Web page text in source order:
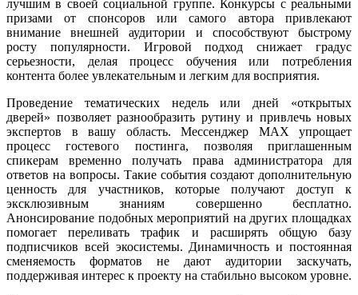
лучшим в своей социальной группе. Конкурсы с реальными
призами от спонсоров или самого автора привлекают
внимание внешней аудитории и способствуют быстрому
росту популярности. Игровой подход снижает градус
серьезности, делая процесс обучения или потребления
контента более увлекательным и легким для восприятия.
Проведение тематических недель или дней «открытых
дверей» позволяет разнообразить рутину и привлечь новых
экспертов в вашу область. Мессенджер MAX упрощает
процесс гостевого постинга, позволяя приглашенным
спикерам временно получать права администратора для
ответов на вопросы. Такие события создают дополнительную
ценность для участников, которые получают доступ к
эксклюзивным знаниям совершенно бесплатно.
Анонсирование подобных мероприятий на других площадках
помогает переливать трафик и расширять общую базу
подписчиков всей экосистемы. Динамичность и постоянная
сменяемость форматов не дают аудитории заскучать,
поддерживая интерес к проекту на стабильно высоком уровне.